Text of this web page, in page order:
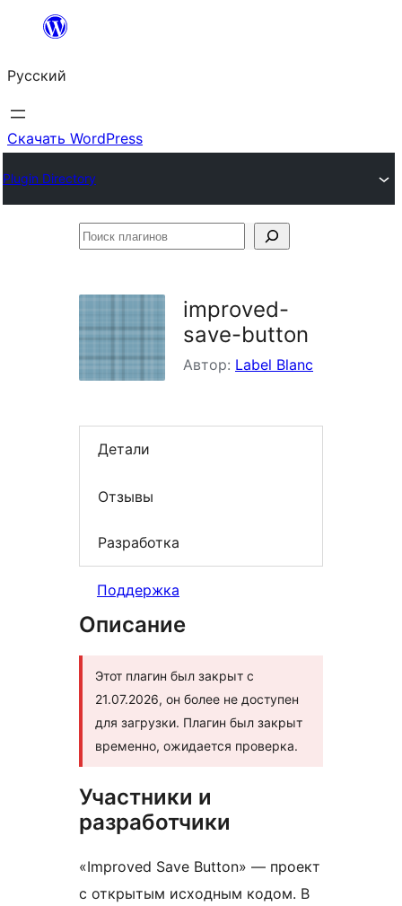
Перейти
содержимому
Русский
Скачать WordPress
Plugin Directory
Поиск
improved-
save-button
Автор: Label Blanc
Детали
Отзывы
Разработка
Поддержка
Описание
Этот плагин был закрыт с
21.07.2026, он более не доступен
для загрузки. Плагин был закрыт
временно, ожидается проверка.
Участники и
разработчики
«Improved Save Button» — проект
с открытым исходным кодом. В